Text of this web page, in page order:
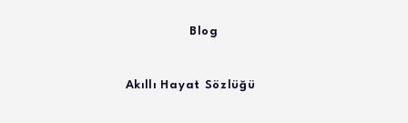
Blog
Akıllı Hayat Sözlüğü